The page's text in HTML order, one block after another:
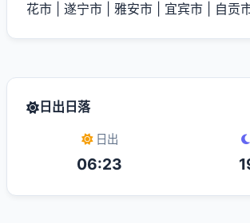
花市
遂宁市 雅安市 宜宾市 自贡
日出日落
日出
06:23